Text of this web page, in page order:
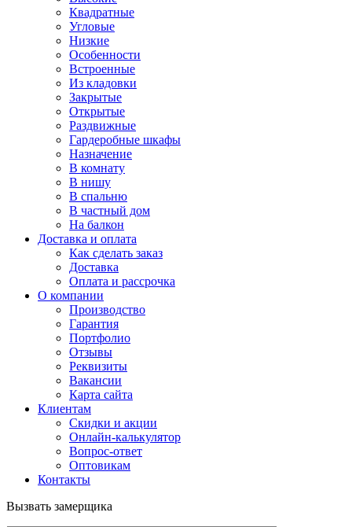
Квадратные
Угловые
Низкие
Особенности
Встроенные
Из кладовки
Закрытые
Открытые
Раздвижные
Гардеробные шкафы
Назначение
В комнату
В нишу
В спальню
В частный дом
На балкон
Доставка и оплата
Как сделать заказ
Доставка
Оплата и рассрочка
О компании
Производство
Гарантия
Портфолио
Отзывы
Реквизиты
Вакансии
Карта сайта
Клиентам
Скидки и акции
Онлайн-калькулятор
Вопрос-ответ
Оптовикам
Контакты
Вызвать замерщика